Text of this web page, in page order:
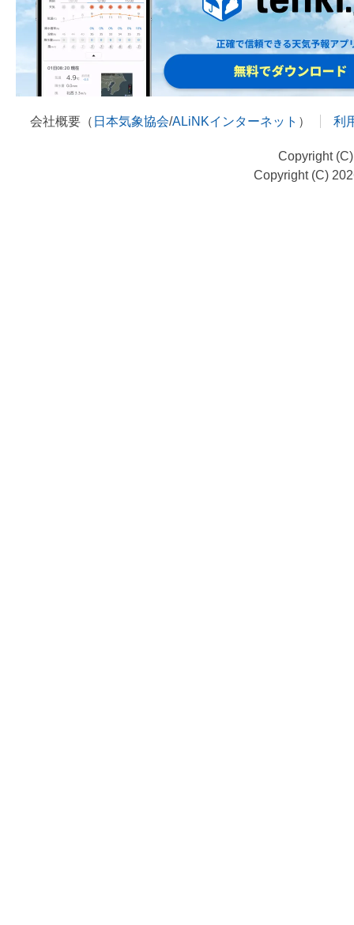
会社概要（ 日本気象協会/ALiNKインターネット ） 利
Copyright
Copyright (C)